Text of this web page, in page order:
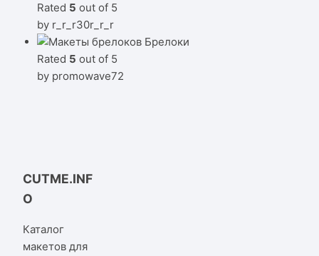
Rated 5 out of 5
by r_r_r30r_r_r
Брелоки
Rated 5 out of 5
by promowave72
CUTME.INF
O
Каталог
макетов для